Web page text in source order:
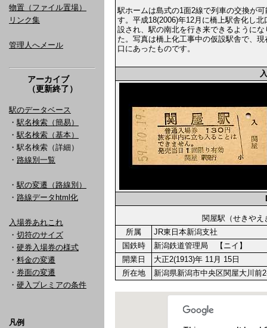
物置（ファイル置場）
リンク集
管理人へメール
アーカイブ
（更新終了）
駅のデータベース
・ 駅名検索（簡易）
・ 駅名検索（基本）
・駅名検索（詳細）
・ 路線別一覧
・ 駅の変遷（路線別）
・ 路線データhtml化
入場券あれこれ
・ 切符のサイズ
・ 硬券入場券の様式
・ 料金の変遷
・ 券面の変遷
・ 硬入プレミアの条件
凡例
駅ホームは島式の1面2線で列車の交換が可
す。平成18(2006)年12月に橋上駅舎化し北
設され、駅の南北を行き来できるようにな
た。写真は橋上化工事中の仮設駅舎で、現
口にあったものです。
関屋駅（せき
所属
JR東日本新潟支社
国鉄時
新潟鉄道管理局 【ニイ】
開業日
大正2(1913)年 11月 15日
所在地
新潟県新潟市中央区関屋大川前